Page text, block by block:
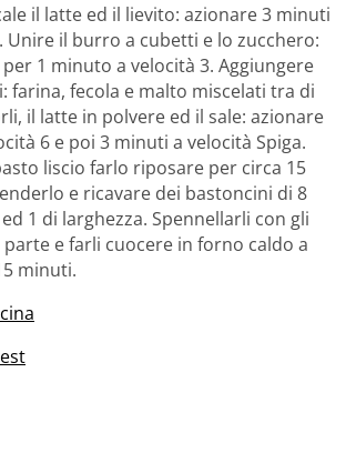
il latte ed il lievito: azionare 3 minuti
Unire il burro a cubetti e lo zucchero:
1 minuto a velocità 3. Aggiungere
farina, fecola e malto miscelati tra di
il latte in polvere ed il sale: azionare
6 e poi 3 minuti a velocità Spiga.
liscio farlo riposare per circa 15
e ricavare dei bastoncini di 8
1 di larghezza. Spennellarli con gli
e farli cuocere in forno caldo a
minuti.